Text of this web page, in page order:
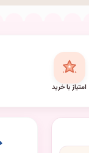
امتیاز با خرید